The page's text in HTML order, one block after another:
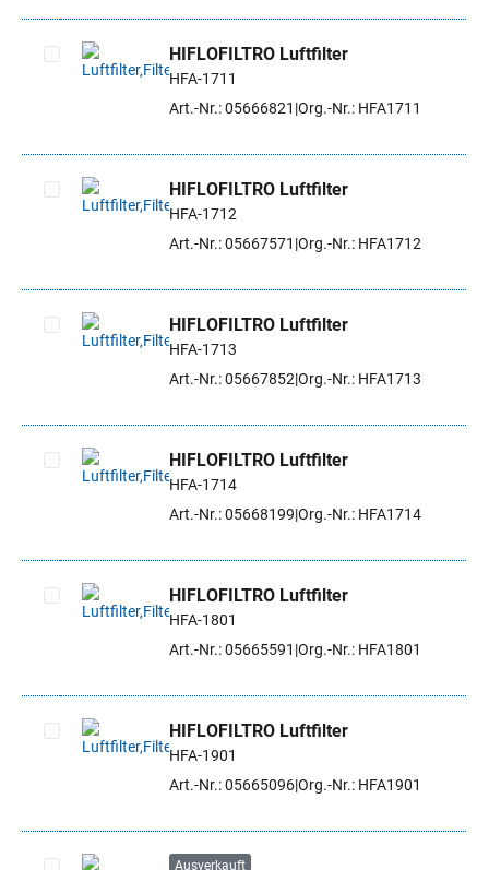
Artikel auswählen
HIFLOFILTRO Luftfilter
HFA-1711
Art.-Nr.: 05666821 Org.-Nr.: HFA1711
Artikel auswählen
HIFLOFILTRO Luftfilter
HFA-1712
Art.-Nr.: 05667571 Org.-Nr.: HFA1712
Artikel auswählen
HIFLOFILTRO Luftfilter
HFA-1713
Art.-Nr.: 05667852 Org.-Nr.: HFA1713
Artikel auswählen
HIFLOFILTRO Luftfilter
HFA-1714
Art.-Nr.: 05668199 Org.-Nr.: HFA1714
Artikel auswählen
HIFLOFILTRO Luftfilter
HFA-1801
Art.-Nr.: 05665591 Org.-Nr.: HFA1801
Artikel auswählen
HIFLOFILTRO Luftfilter
HFA-1901
Art.-Nr.: 05665096Org.-Nr.: HFA1901
Ausverkauft